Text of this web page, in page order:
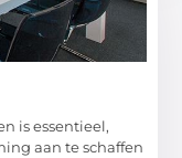
is essentieel,
aan te schaffen